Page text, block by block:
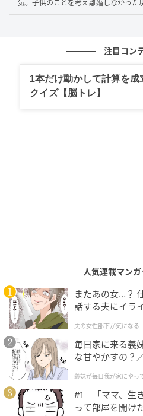
声がはっきりしすぎていた
ても彼の指の先を見てしまっ
も、あの真顔と発音の鮮明
あれから半年。夜中に物音が
にちらりと目をやってしまう。
彼の話を聞かないスマホ癖
な優しさにもまだ救われてい
ただ、あの夜だけは別格の
に忘れた、とは言えない夜が
気。子供のことを考え離婚しなかった
注目コン
1本だけ動かして計算を
クイズ【脳トレ】
人気連載マン
またあの女…？
話する夫にイラ
夫の女性部下が気になる
毎日家に来る義
な甘やかすの？
が】
義妹が毎日我が家にやっ
#1 「ママ、生
って部屋を開け